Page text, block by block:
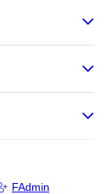
FAdmin